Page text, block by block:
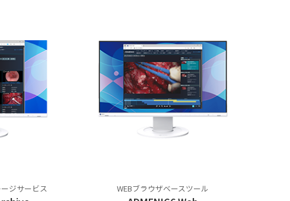
ジサービス WEBブラウザベースツール